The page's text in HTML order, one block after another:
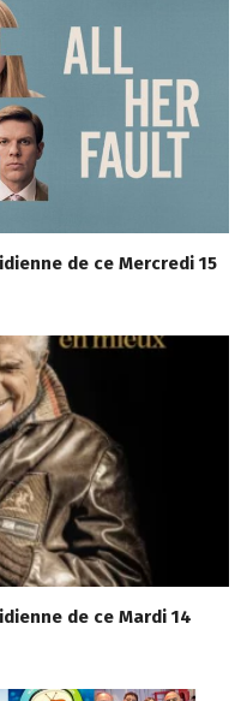
de ce Mercredi 15
de ce Mardi 14